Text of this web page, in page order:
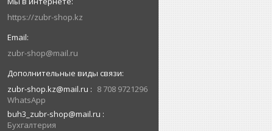
https://zubr-shop.kz
zubr-shop@mail.ru
zubr-shop.kz@mail.ru
8 708 9721296
WhatsApp
buh3_zubr-shop@mail.ru
Бухгалтерия